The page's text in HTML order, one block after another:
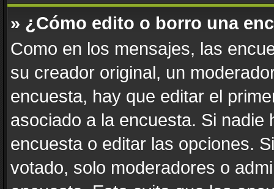
» ¿Cómo edito o borro una
Como en los mensajes, las
su creador original, un
encuesta, hay que editar el
asociado a la encuesta. Si
encuesta o editar las opciones.
votado, solo moderadores o